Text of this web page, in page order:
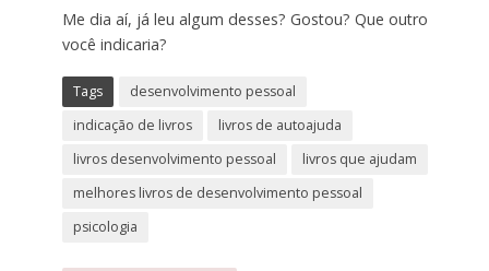
Me dia aí, já leu algum desses? Gostou? Que outro
você indicaria?
Tags
desenvolvimento pessoal
indicação de livros
livros de autoajuda
livros desenvolvimento pessoal
livros que ajudam
melhores livros de desenvolvimento pessoal
psicologia